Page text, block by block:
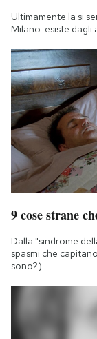
Ultimamente la si
Milano: esiste
9 cose strane
Dalla "sindrome
spasmi che
sono?)